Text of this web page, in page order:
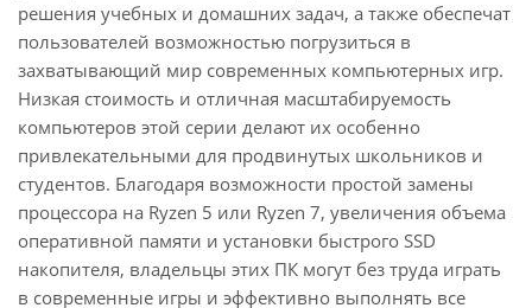
решения учебных и домашних задач, а также обеспечат
пользователей возможностью погрузиться в
захватывающий мир современных компьютерных игр.
Низкая стоимость и отличная масштабируемость
компьютеров этой серии делают их особенно
привлекательными для продвинутых школьников и
студентов. Благодаря возможности простой замены
процессора на Ryzen 5 или Ryzen 7, увеличения объема
оперативной памяти и установки быстрого SSD
накопителя, владельцы этих ПК могут без труда играть
в современные игры и эффективно выполнять все